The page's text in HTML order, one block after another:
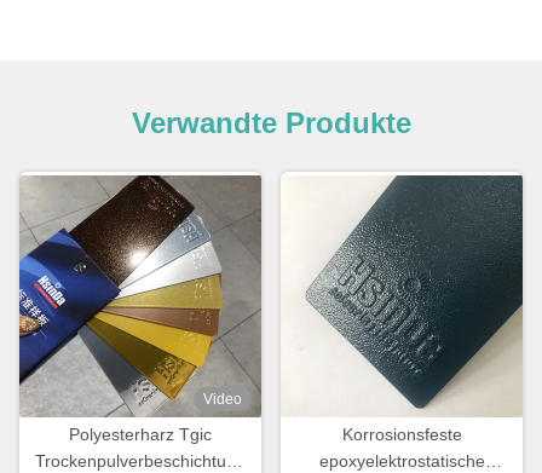
Verwandte Produkte
Video
Polyesterharz Tgic
Trockenpulverbeschichtung
Korrosionsfeste
epoxyelektrostatische